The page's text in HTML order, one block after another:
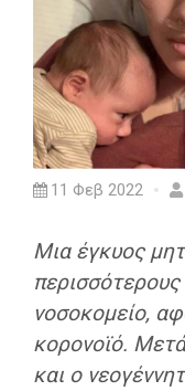
11 Φεβ 2022
Μια έγκυος
νοσοκομείο,
κορονοϊό.
και ο